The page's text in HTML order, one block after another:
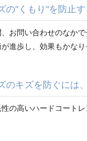
の"くもり"を防止す
、お問い合わせのなか
進歩し、効果もかな
のキズを防ぐには
の高いハードコート